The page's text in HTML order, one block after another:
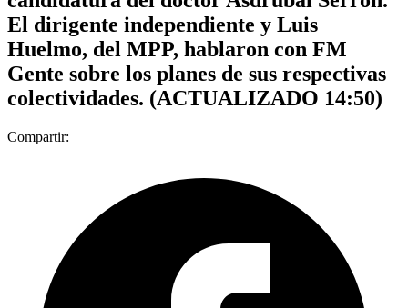
El dirigente independiente y Luis
Huelmo, del MPP, hablaron con FM
Gente sobre los planes de sus respectivas
colectividades. (ACTUALIZADO 14:50)
Compartir: